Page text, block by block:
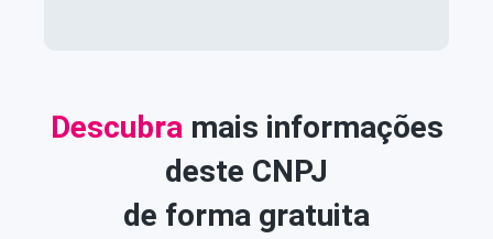
Descubra mais informações
deste CNPJ
de forma gratuita